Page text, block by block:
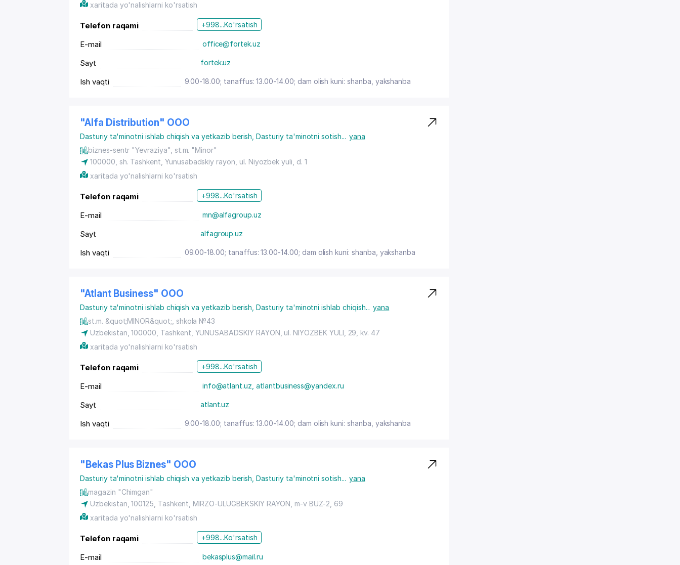
xaritada yo'nalishlarni ko'rsatish
Telefon raqami +998...Ko'rsatish
E-mail office@fortek.uz
Sayt fortek.uz
Ish vaqti 9.00-18.00; tanaffus: 13.00-14.00; dam olish kuni: shanba, yakshanba
"Alfa Distribution" OOO
Dasturiy ta'minotni ishlab chiqish va yetkazib berish ,Dasturiy ta'minotni sotish... yana
biznes-sentr "Yevraziya", st.m. "Minor"
100000, sh. Tashkent Yunusabadskiy rayon ul. Niyozbek yuli , d. 1
xaritada yo'nalishlarni ko'rsatish
Telefon raqami +998...Ko'rsatish
E-mail mn@alfagroup.uz
Sayt alfagroup.uz
Ish vaqti 09.00-18.00; tanaffus: 13.00-14.00; dam olish kuni: shanba, yakshanba
"Atlant Business" OOO
Dasturiy ta'minotni ishlab chiqish va yetkazib berish ,Dasturiy ta'minotni ishlab chiqish... yana
st.m. &quot;MINOR&quot;, shkola №43
Uzbekistan, 100000, Tashkent YUNUSABADSKIY RAYON , ul. NIYOZBEK YULI, 29, kv. 47
xaritada yo'nalishlarni ko'rsatish
Telefon raqami +998...Ko'rsatish
E-mail info@atlant.uz, atlantbusiness@yandex.ru
Sayt atlant.uz
Ish vaqti 9.00-18.00; tanaffus: 13.00-14.00; dam olish kuni: shanba, yakshanba
"Bekas Plus Biznes" OOO
Dasturiy ta'minotni ishlab chiqish va yetkazib berish ,Dasturiy ta'minotni sotish... yana
magazin "Chimgan"
Uzbekistan, 100125, Tashkent MIRZO-ULUGBEKSKIY RAYON , m-v BUZ-2, 69
xaritada yo'nalishlarni ko'rsatish
Telefon raqami +998...Ko'rsatish
E-mail bekasplus@mail.ru